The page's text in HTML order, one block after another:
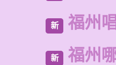
新 福州
新 福州